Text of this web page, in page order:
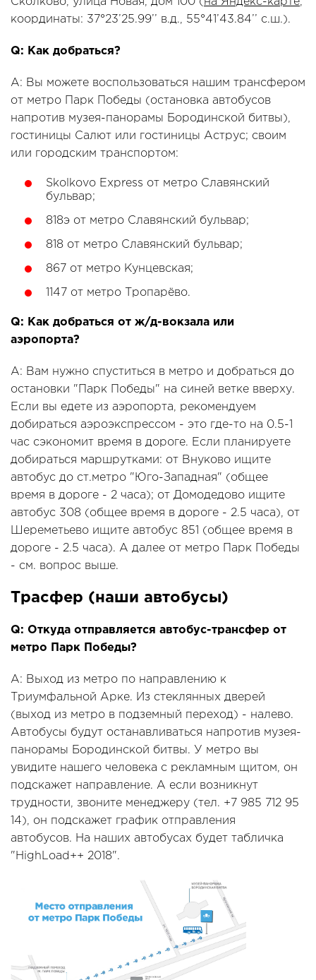
координаты: 37°23’25.99’’ в.д., 55°41’43.84’’ с.ш.).
Q: Как добраться?
A: Вы можете воспользоваться нашим трансфером
от метро Парк Победы (остановка автобусов
напротив музея-панорамы Бородинской битвы),
гостиницы Салют или гостиницы Аструс; своим
или городским транспортом:
Skolkovo Express от метро Славянский
бульвар;
818э от метро Славянский бульвар;
818 от метро Славянский бульвар;
867 от метро Кунцевская;
1147 от метро Тропарёво.
Q: Как добраться от ж/д-вокзала или
аэропорта?
A: Вам нужно спуститься в метро и добраться до
остановки "Парк Победы" на синей ветке вверху.
Если вы едете из аэропорта, рекомендуем
добираться аэроэкспрессом - это где-то на 0.5-1
час сэкономит время в дороге. Если планируете
добираться маршрутками: от Внуково ищите
автобус до ст.метро "Юго-Западная" (общее
время в дороге - 2 часа); от Домодедово ищите
автобус 308 (общее время в дороге - 2.5 часа), от
Шереметьево ищите автобус 851 (общее время в
дороге - 2.5 часа). А далее от метро Парк Победы
- см. вопрос выше.
Трасфер (наши автобусы)
Q: Откуда отправляется автобус-трансфер от
метро Парк Победы?
A: Выход из метро по направлению к
Триумфальной Арке. Из стеклянных дверей
(выход из метро в подземный переход) - налево.
Автобусы будут останавливаться напротив музея-
панорамы Бородинской битвы. У метро вы
увидите нашего человека с рекламным щитом, он
подскажет направление. А если возникнут
трудности, звоните менеджеру (тел. +7 985 712 95
14), он подскажет график отправления
автобусов. На наших автобусах будет табличка
"HighLoad++ 2018".